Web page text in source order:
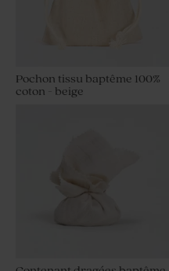
Pochon tissu baptême 100%
coton - beige